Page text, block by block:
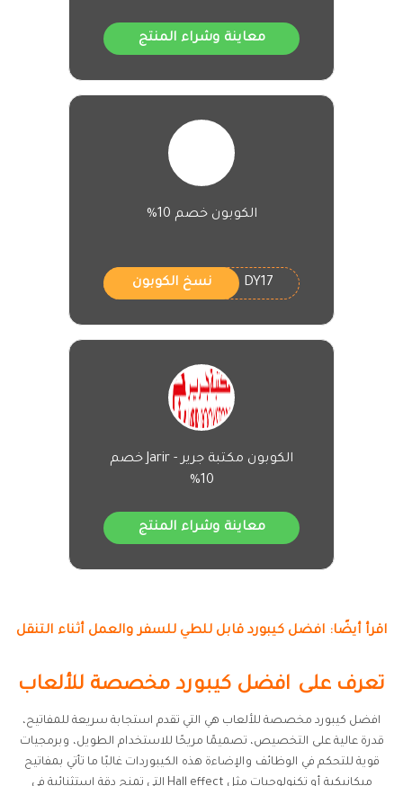
معاينة وشراء المنتج
الكوبون خصم 10%
DY17 نسخ الكوبون
الكوبون مكتبة جرير - Jarir خصم
10%
معاينة وشراء المنتج
اقرأ أيضًا: افضل كيبورد قابل للطي للسفر والعمل أثناء التنقل
تعرف على افضل كيبورد مخصصة للألعاب
افضل كيبورد مخصصة للألعاب هي التي تقدم استجابة سريعة للمفاتيح،
قدرة عالية على التخصيص، تصميمًا مريحًا للاستخدام الطويل، وبرمجيات
قوية للتحكم في الوظائف والإضاءة هذه الكيبوردات غالبًا ما تأتي بمفاتيح